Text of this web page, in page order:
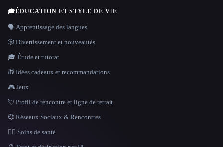
🎓ÉDUCATION ET STYLE DE VIE
🗣️ Apprentissage des langues
🎲 Divertissement et nouveautés
🎓 Étude et tutorat
🎁 Idées cadeaux et recommandations
🎮 Jeux
💘 Profil de rencontre et ligne de retrait
💞 Réseaux Sociaux & Rencontres
👩‍⚕️ Soins de santé